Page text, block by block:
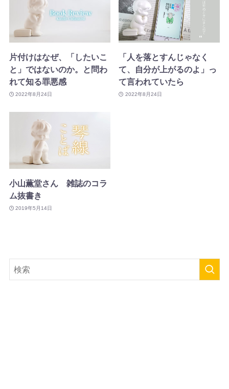
片付けはなぜ、「したいこ
と」ではないのか。と問わ
れて知る罪悪感
2022年8月24日
「人を落とすんじゃなく
て、自分が上がるのよ」っ
て言われていたら
2022年8月24日
小山薫堂さん 雑誌のコラ
ム抜書き
2019年5月14日